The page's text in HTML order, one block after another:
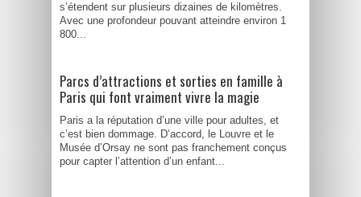
s’étendent sur plusieurs dizaines de kilomètres.
Avec une profondeur pouvant atteindre environ 1
800...
Parcs d’attractions et sorties en famille à
Paris qui font vraiment vivre la magie
Paris a la réputation d’une ville pour adultes, et
c’est bien dommage. D’accord, le Louvre et le
Musée d’Orsay ne sont pas franchement conçus
pour capter l’attention d’un enfant...